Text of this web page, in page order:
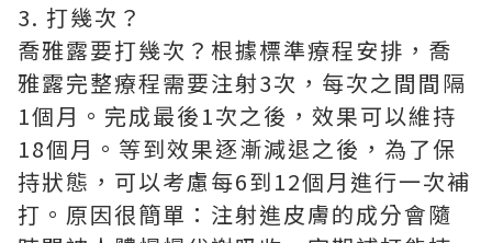
3. 打幾次？
喬雅露要打幾次？根據標準療程安排，喬
雅露完整療程需要注射3次，每次之間間隔
1個月。完成最後1次之後，效果可以維持
18個月。等到效果逐漸減退之後，為了保
持狀態，可以考慮每6到12個月進行一次補
打。原因很簡單：注射進皮膚的成分會隨